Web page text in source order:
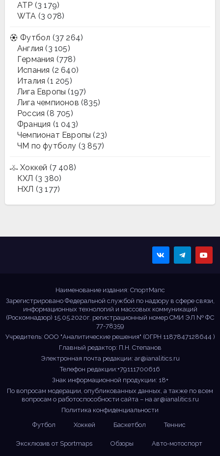
ATP (3 179)
WTA (3 078)
Футбол (37 264)
Англия (3 105)
Германия (778)
Испания (2 640)
Италия (1 205)
Лига Европы (197)
Лига чемпионов (835)
Россия (8 705)
Франция (1 043)
Чемпионат Европы (23)
ЧМ по футболу (3 857)
Хоккей (7 408)
КХЛ (3 380)
НХЛ (3 177)
Наименование издания: СпортМапс
Зарегистрировано Федеральной службой по надзору в сфере связи,
информационных технологий и массовых коммуникаций
(Роскомнадзор) 15.05.2020г. регистрационный номер СМИ ЭЛ № ФС
77-78359
Учредитель: ООО "Аналитические решения" (ОГРН 1187847128644 )
Главный редактор: П.Н. Степанов
Электронная почта редакции: ar@ianalitics.ru
Телефон редакции:+79111700616
Знак информационной продукции: 18+
По вопросам модерации, опубликованных данных, а также по всем
вопросам о работоспособности сайта – на ar@ianalitics.ru
Политика конфиденциальности
Футбол
Хоккей Баскетбол Теннис
Эксклюзив от Sportmaps Обзоры Авто-мотоспорт